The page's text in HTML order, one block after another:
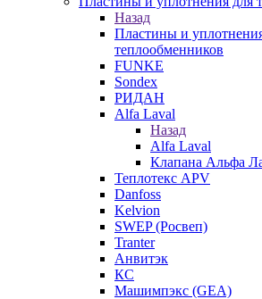
Назад
Пластины и
теплообменников
FUNKE
Sondex
РИДАН
Alfa Laval
Назад
Alfa Laval
Клапана Альфа
Теплотекс APV
Danfoss
Kelvion
SWEP (Росвеп)
Tranter
Анвитэк
КС
Машимпэкс (GEA)